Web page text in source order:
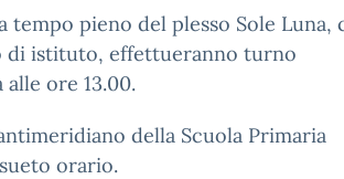
pieno del plesso Sole Luna,
di istituto, effettueranno turno
ore 13.00.
della Scuola Primaria
orario.